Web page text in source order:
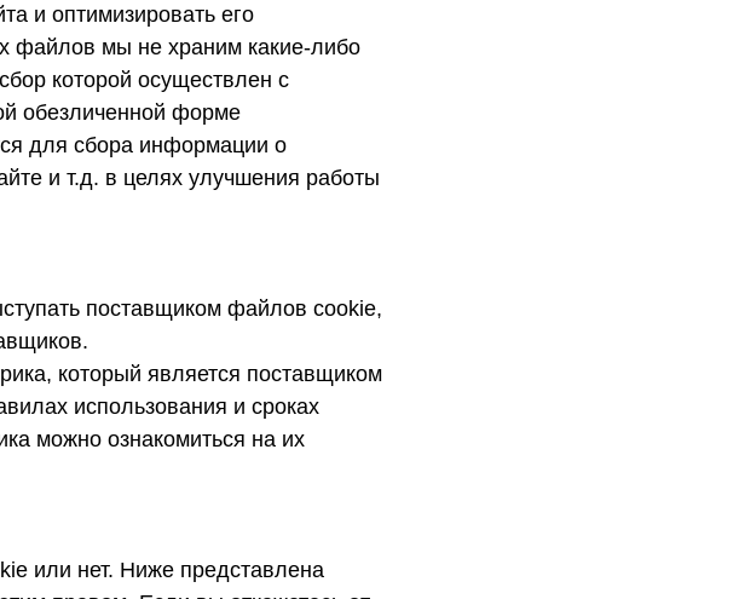
и оптимизировать его
файлов мы не храним какие-либо
которой осуществлен с
обезличенной форме
для сбора информации о
и т.д. в целях улучшения работы
поставщиком файлов cookie,
который является поставщиком
использования и сроках
можно ознакомиться на их
или нет. Ниже представлена